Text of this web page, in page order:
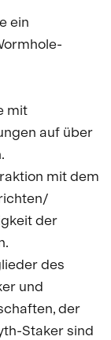
ein
mit
auf über
mit dem
der
des
und
der
Staker sind